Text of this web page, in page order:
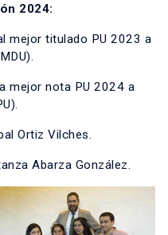
2024:
mejor titulado PU 2023 a
mejor nota PU 2024 a
Ortiz Vilches.
Abarza González.